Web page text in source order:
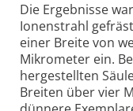
Die Ergebnisse
Ionenstrahl
einer Breite von
Mikrometer ein.
hergestellten
Breiten über vier